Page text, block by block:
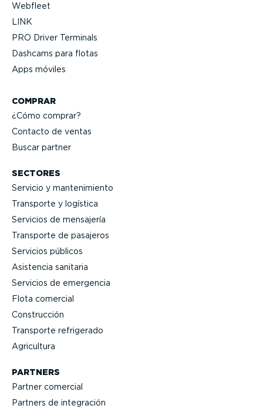
Webfleet
LINK
PRO Driver Terminals
Dashcams para flotas
Apps móviles
COMPRAR
¿Cómo comprar?
Contacto de ventas
Buscar partner
SECTORES
Servicio y mante­ni­miento
Transporte y logística
Servicios de mensajería
Transporte de pasajeros
Servicios públicos
Asistencia sanitaria
Servicios de emergencia
Flota comercial
Construcción
Transporte refrigerado
Agricultura
PARTNERS
Partner comercial
Partners de integración